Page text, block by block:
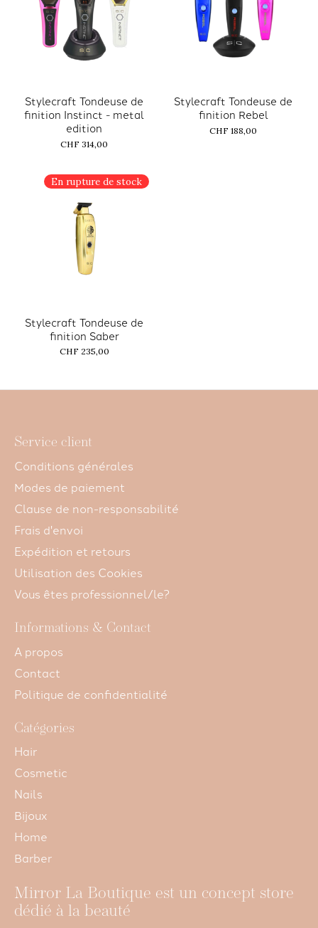
Stylecraft Tondeuse de
finition Instinct - metal
edition
CHF 314,00
Stylecraft Tondeuse de
finition Rebel
CHF 188,00
En rupture de stock
Stylecraft Tondeuse de
finition Saber
CHF 235,00
Service client
Conditions générales
Modes de paiement
Clause de non-responsabilité
Frais d'envoi
Expédition et retours
Utilisation des Cookies
Vous êtes professionnel/le?
Informations & Contact
A propos
Contact
Politique de confidentialité
Catégories
Hair
Cosmetic
Nails
Bijoux
Home
Barber
Mirror La Boutique est un concept store
dédié à la beauté